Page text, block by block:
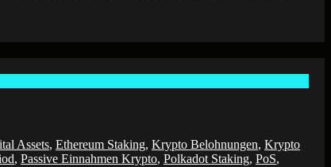
Assets, Ethereum Staking, Krypto Belohnungen, Krypto
, Passive Einnahmen Krypto, Polkadot Staking, PoS,